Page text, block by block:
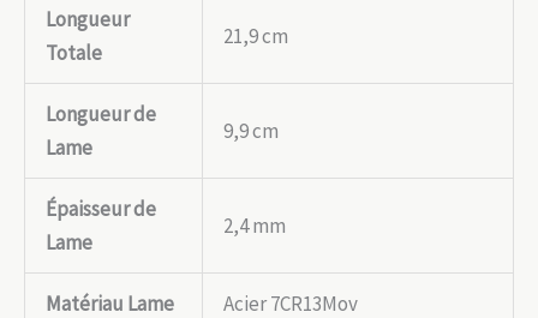
Longueur
Totale
21,9 cm
Longueur de
Lame
9,9 cm
Épaisseur de
Lame
2,4 mm
Matériau Lame Acier 7CR13Mov